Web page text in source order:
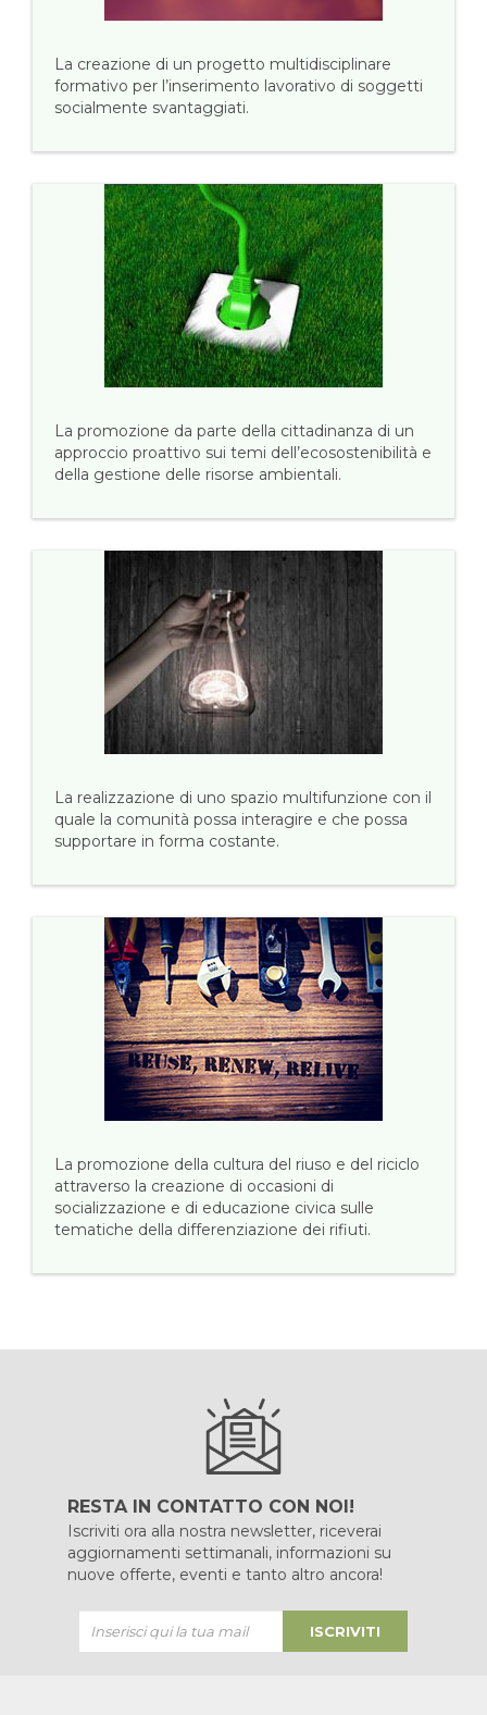
La creazione di un progetto multidisciplinare
formativo per l’inserimento lavorativo di soggetti
socialmente svantaggiati.
La promozione da parte della cittadinanza di un
approccio proattivo sui temi dell’ecosostenibilità e
della gestione delle risorse ambientali.
La realizzazione di uno spazio multifunzione con il
quale la comunità possa interagire e che possa
supportare in forma costante.
La promozione della cultura del riuso e del riciclo
attraverso la creazione di occasioni di
socializzazione e di educazione civica sulle
tematiche della differenziazione dei rifiuti.
RESTA IN CONTATTO CON NOI!
Iscriviti ora alla nostra newsletter, riceverai
aggiornamenti settimanali, informazioni su
nuove offerte, eventi e tanto altro ancora!
ISCRIVITI